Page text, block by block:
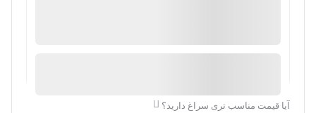
آیا قیمت مناسب تری سراغ دارید؟